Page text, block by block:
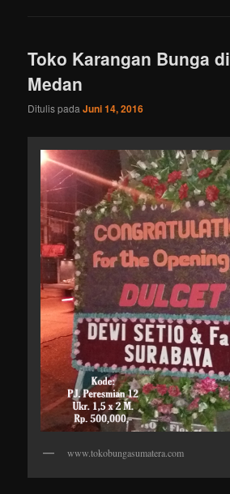
Toko Karangan Bunga di
Medan
Ditulis padaJuni 14, 2016
www.tokobungasumatera.com